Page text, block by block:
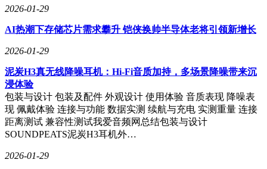
2016年，32岁的魏俊兜里只剩一元钱，那辆陪伴他九年的面包
车也濒临报废。就在这一年，他研发出一款彩色旋转星空投影
灯。这款产品不仅视觉效果独特，还申请了实用新型专利。上
线后，淘宝店铺点击率飙升至9%，远超行业平均的3%。一个
“每一个订单都是希望。”魏俊用赚来的钱第一时间还债。2018
年春节，他终于带着家人堂堂正正地回到景德镇。然而，义乌
的竞争从未停止。2019年，投影灯专利到期后，仿品涌入市
场，价格从80元压至30元。魏俊没有加入价格战，而是转向品
牌授权赛道，拿下“迪士尼”“机器猫”等热门IP授权，将投影灯
2026-01-29
AI热潮下存储芯片需求攀升 铠侠换帅半导体老将引领新增长
2026-01-29
泥炭H3真无线降噪耳机：Hi-Fi音质加持，多场景降噪带来沉
浸体验
包装与设计 包装及配件 外观设计 使用体验 音质表现 降噪表
现 佩戴体验 连接与功能 数据实测 续航与充电 实测重量 连接
距离测试 兼容性测试我爱音频网总结包装与设计
SOUNDPEATS泥炭H3耳机外…
2026-01-29